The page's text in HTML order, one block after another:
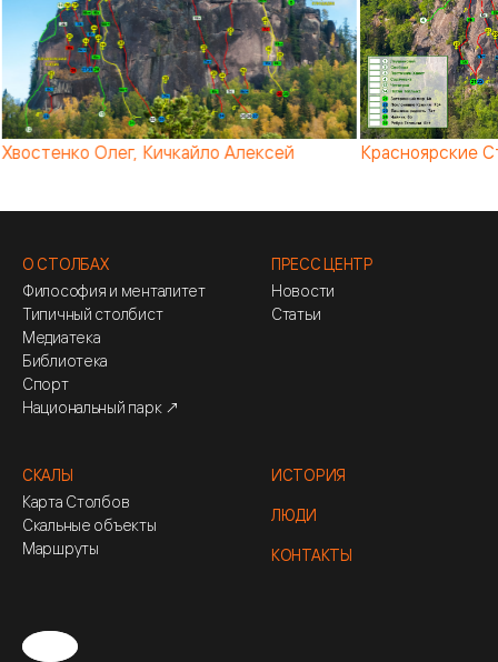
Хвостенко Олег, Кичкайло Алексей Красноярские
О СТОЛБАХ
Философия и менталитет
Типичный столбист
Медиатека
Библиотека
Спорт
Национальный парк ↗
ПРЕСС ЦЕНТР
Новости
Статьи
СКАЛЫ
Карта Столбов
Скальные объекты
Маршруты
ИСТОРИЯ
ЛЮДИ
КОНТАКТЫ